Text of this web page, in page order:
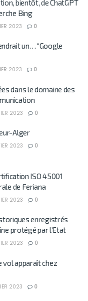
bientôt, de ChatGPT
Bing
2023 0
un… “Google
2023 0
dans le domaine des
2023 0
Alger
2023 0
ISO 45001
de Feriana
2023 0
enregistrés
protégé par l’Etat
2023 0
vol apparaît chez
2023 0